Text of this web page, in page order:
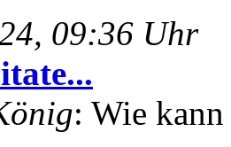
09:36 Uhr
: Wie